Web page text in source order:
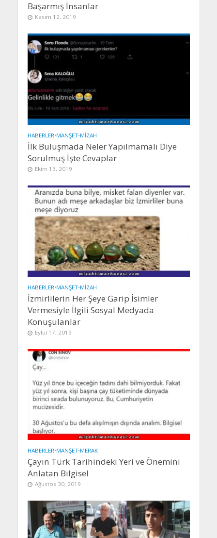
Başarmış İnsanlar
Kasım 12, 2019
HABERLER•MANŞET•MIZAH
İlk Buluşmada Neler Yapılmamalı Diye
Sorulmuş İşte Cevaplar
Ekim 13, 2019
HABERLER•MANŞET•MIZAH
İzmirlilerin Her Şeye Garip İsimler
Vermesiyle İlgili Sosyal Medyada
Konuşulanlar
Eylül 17, 2019
HABERLER•MANŞET•MERAK
Çayın Türk Tarihindeki Yeri ve Önemini
Anlatan Bilgisel
Ağustos 30, 2019